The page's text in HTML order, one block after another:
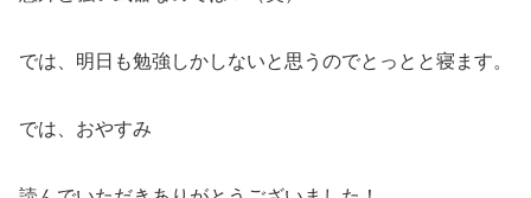
では、明日も勉強しかしないと思うのでとっとと寝ます。
では、おやすみ